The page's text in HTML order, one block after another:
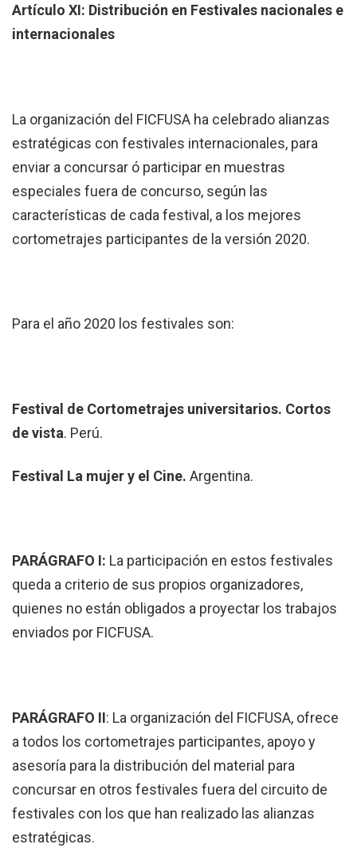
Artículo XI: Distribución en Festivales nacionales e
internacionales
La organización del FICFUSA ha celebrado alianzas
estratégicas con festivales internacionales, para
enviar a concursar ó participar en muestras
especiales fuera de concurso, según las
características de cada festival, a los mejores
cortometrajes participantes de la versión 2020.
Para el año 2020 los festivales son:
Festival de Cortometrajes universitarios. Cortos
de vista. Perú.
Festival La mujer y el Cine. Argentina.
PARÁGRAFO I: La participación en estos festivales
queda a criterio de sus propios organizadores,
quienes no están obligados a proyectar los trabajos
enviados por FICFUSA.
PARÁGRAFO II: La organización del FICFUSA, ofrece
a todos los cortometrajes participantes, apoyo y
asesoría para la distribución del material para
concursar en otros festivales fuera del circuito de
festivales con los que han realizado las alianzas
estratégicas.